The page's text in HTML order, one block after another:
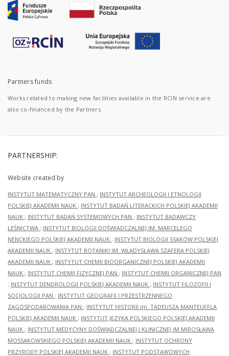
Partners funds
Works related to making new facilities available in the RCIN service are
also co-financed by the Partners.
PARTNERSHIP:
Website created by
INSTYTUT MATEMATYCZNY PAN ; INSTYTUT ARCHEOLOGII I ETNOLOGII
POLSKIEJ AKADEMII NAUK ; INSTYTUT BADAŃ LITERACKICH POLSKIEJ AKADEMII
NAUK ; INSTYTUT BADAŃ SYSTEMOWYCH PAN ; INSTYTUT BADAWCZY
LEŚNICTWA ; INSTYTUT BIOLOGII DOŚWIADCZALNEJ IM. MARCELEGO
NENCKIEGO POLSKIEJ AKADEMII NAUK ; INSTYTUT BIOLOGII SSAKÓW POLSKIEJ
AKADEMII NAUK ; INSTYTUT BOTANIKI IM. WŁADYSŁAWA SZAFERA POLSKIEJ
AKADEMII NAUK ; INSTYTUT CHEMII BIOORGANICZNEJ POLSKIEJ AKADEMII
NAUK ; INSTYTUT CHEMII FIZYCZNEJ PAN ; INSTYTUT CHEMII ORGANICZNEJ PAN
; INSTYTUT DENDROLOGII POLSKIEJ AKADEMII NAUK ; INSTYTUT FILOZOFII I
SOCJOLOGII PAN ; INSTYTUT GEOGRAFII I PRZESTRZENNEGO
ZAGOSPODAROWANIA PAN ; INSTYTUT HISTORII im. TADEUSZA MANTEUFFLA
POLSKIEJ AKADEMII NAUK ; INSTYTUT JĘZYKA POLSKIEGO POLSKIEJ AKADEMII
NAUK ; INSTYTUT MEDYCYNY DOŚWIADCZALNEJ I KLINICZNEJ IM.MIROSŁAWA
MOSSAKOWSKIEGO POLSKIEJ AKADEMII NAUK ; INSTYTUT OCHRONY
PRZYRODY POLSKIEJ AKADEMII NAUK ; INSTYTUT PODSTAWOWYCH